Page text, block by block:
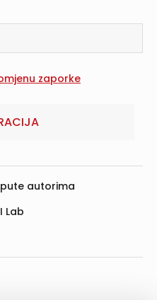
autorima
Lab